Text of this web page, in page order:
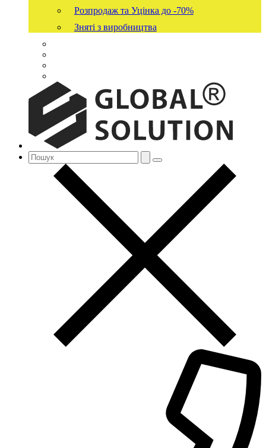
Розпродаж та Уцінка до -70%
Зняті з виробництва